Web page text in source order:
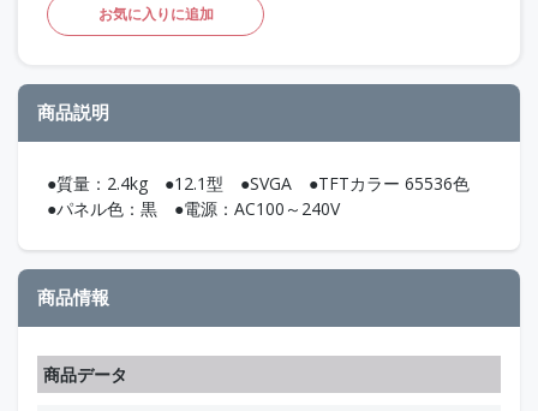
お気に入りに追加
商品説明
●質量：2.4kg ●12.1型 ●SVGA ●TFTカラー 65536色
●パネル色：黒 ●電源：AC100～240V
商品情報
商品データ